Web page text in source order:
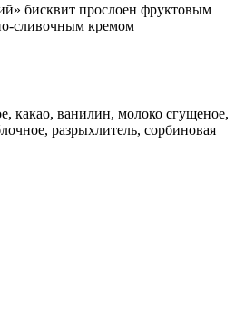
бисквит прослоен фруктовым
сливочным кремом
какао, ванилин, молоко сгущеное,
разрыхлитель, сорбиновая